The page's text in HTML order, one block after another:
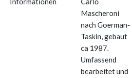
Mascheroni
nach Goerman-
Taskin, gebaut
ca 1987.
Umfassend
bearbeitet und